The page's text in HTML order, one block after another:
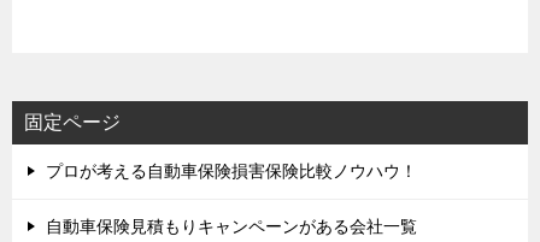
固定ページ
プロが考える自動車保険損害保険比較ノウハウ！
自動車保険見積もりキャンペーンがある会社一覧